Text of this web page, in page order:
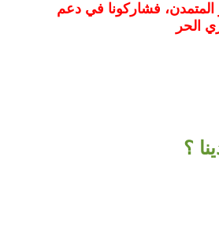
المتمدن، فشاركونا في دعم
الحر
؟